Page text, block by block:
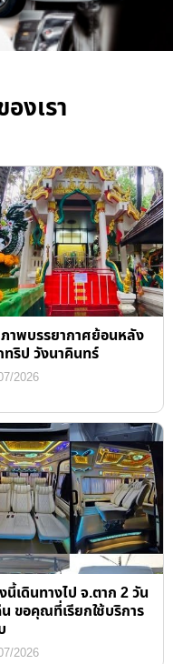
งเรา
ภาพบรรยากาศย้อนหลัง
ทริป วังนาคินทร์
2026
นี้เดินทางไป จ.ตาก 2 วัน
ขอคุณที่เรียกใช้บริการ
2026